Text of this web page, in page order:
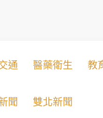
通 醫藥衛生 教
聞 雙北新聞